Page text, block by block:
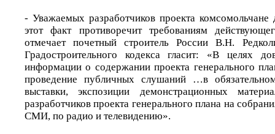
- Уважаемых разработчиков проекта
этот факт противоречит требованиям
отмечает почетный строитель России В.Н.
Градостроительного кодекса гласит: «В целях
информации о содержании проекта генерального
проведение публичных слушаний …в
выставки, экспозиции демонстрационных
разработчиков проекта генерального плана на
СМИ, по радио и телевидению».